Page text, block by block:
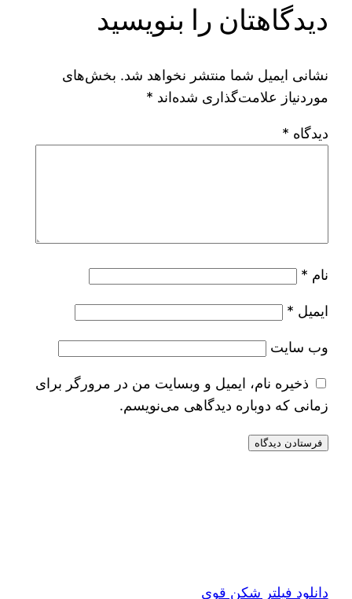
دیدگاهتان را بنویسید
نشانی ایمیل شما منتشر نخواهد شد. بخش‌های
موردنیاز علامت‌گذاری شده‌اند *
دیدگاه *
نام *
ایمیل *
وب‌ سایت
ذخیره نام، ایمیل و وبسایت من در مرورگر برای
زمانی که دوباره دیدگاهی می‌نویسم.
دانلود فیلتر شکن قوی